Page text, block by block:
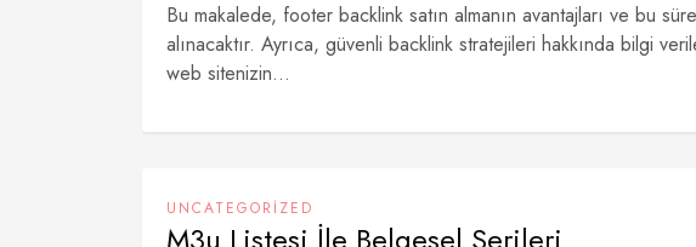
Bu makalede, footer backlink satın almanın avantajları ve bu
alınacaktır. Ayrıca, güvenli backlink stratejileri hakkında bilgi
web sitenizin...
UNCATEGORIZED